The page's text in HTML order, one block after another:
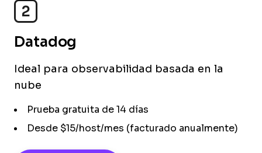
2
Datadog
Ideal para observabilidad basada en la
nube
Prueba gratuita de 14 días
Desde $15/host/mes (facturado anualmente)